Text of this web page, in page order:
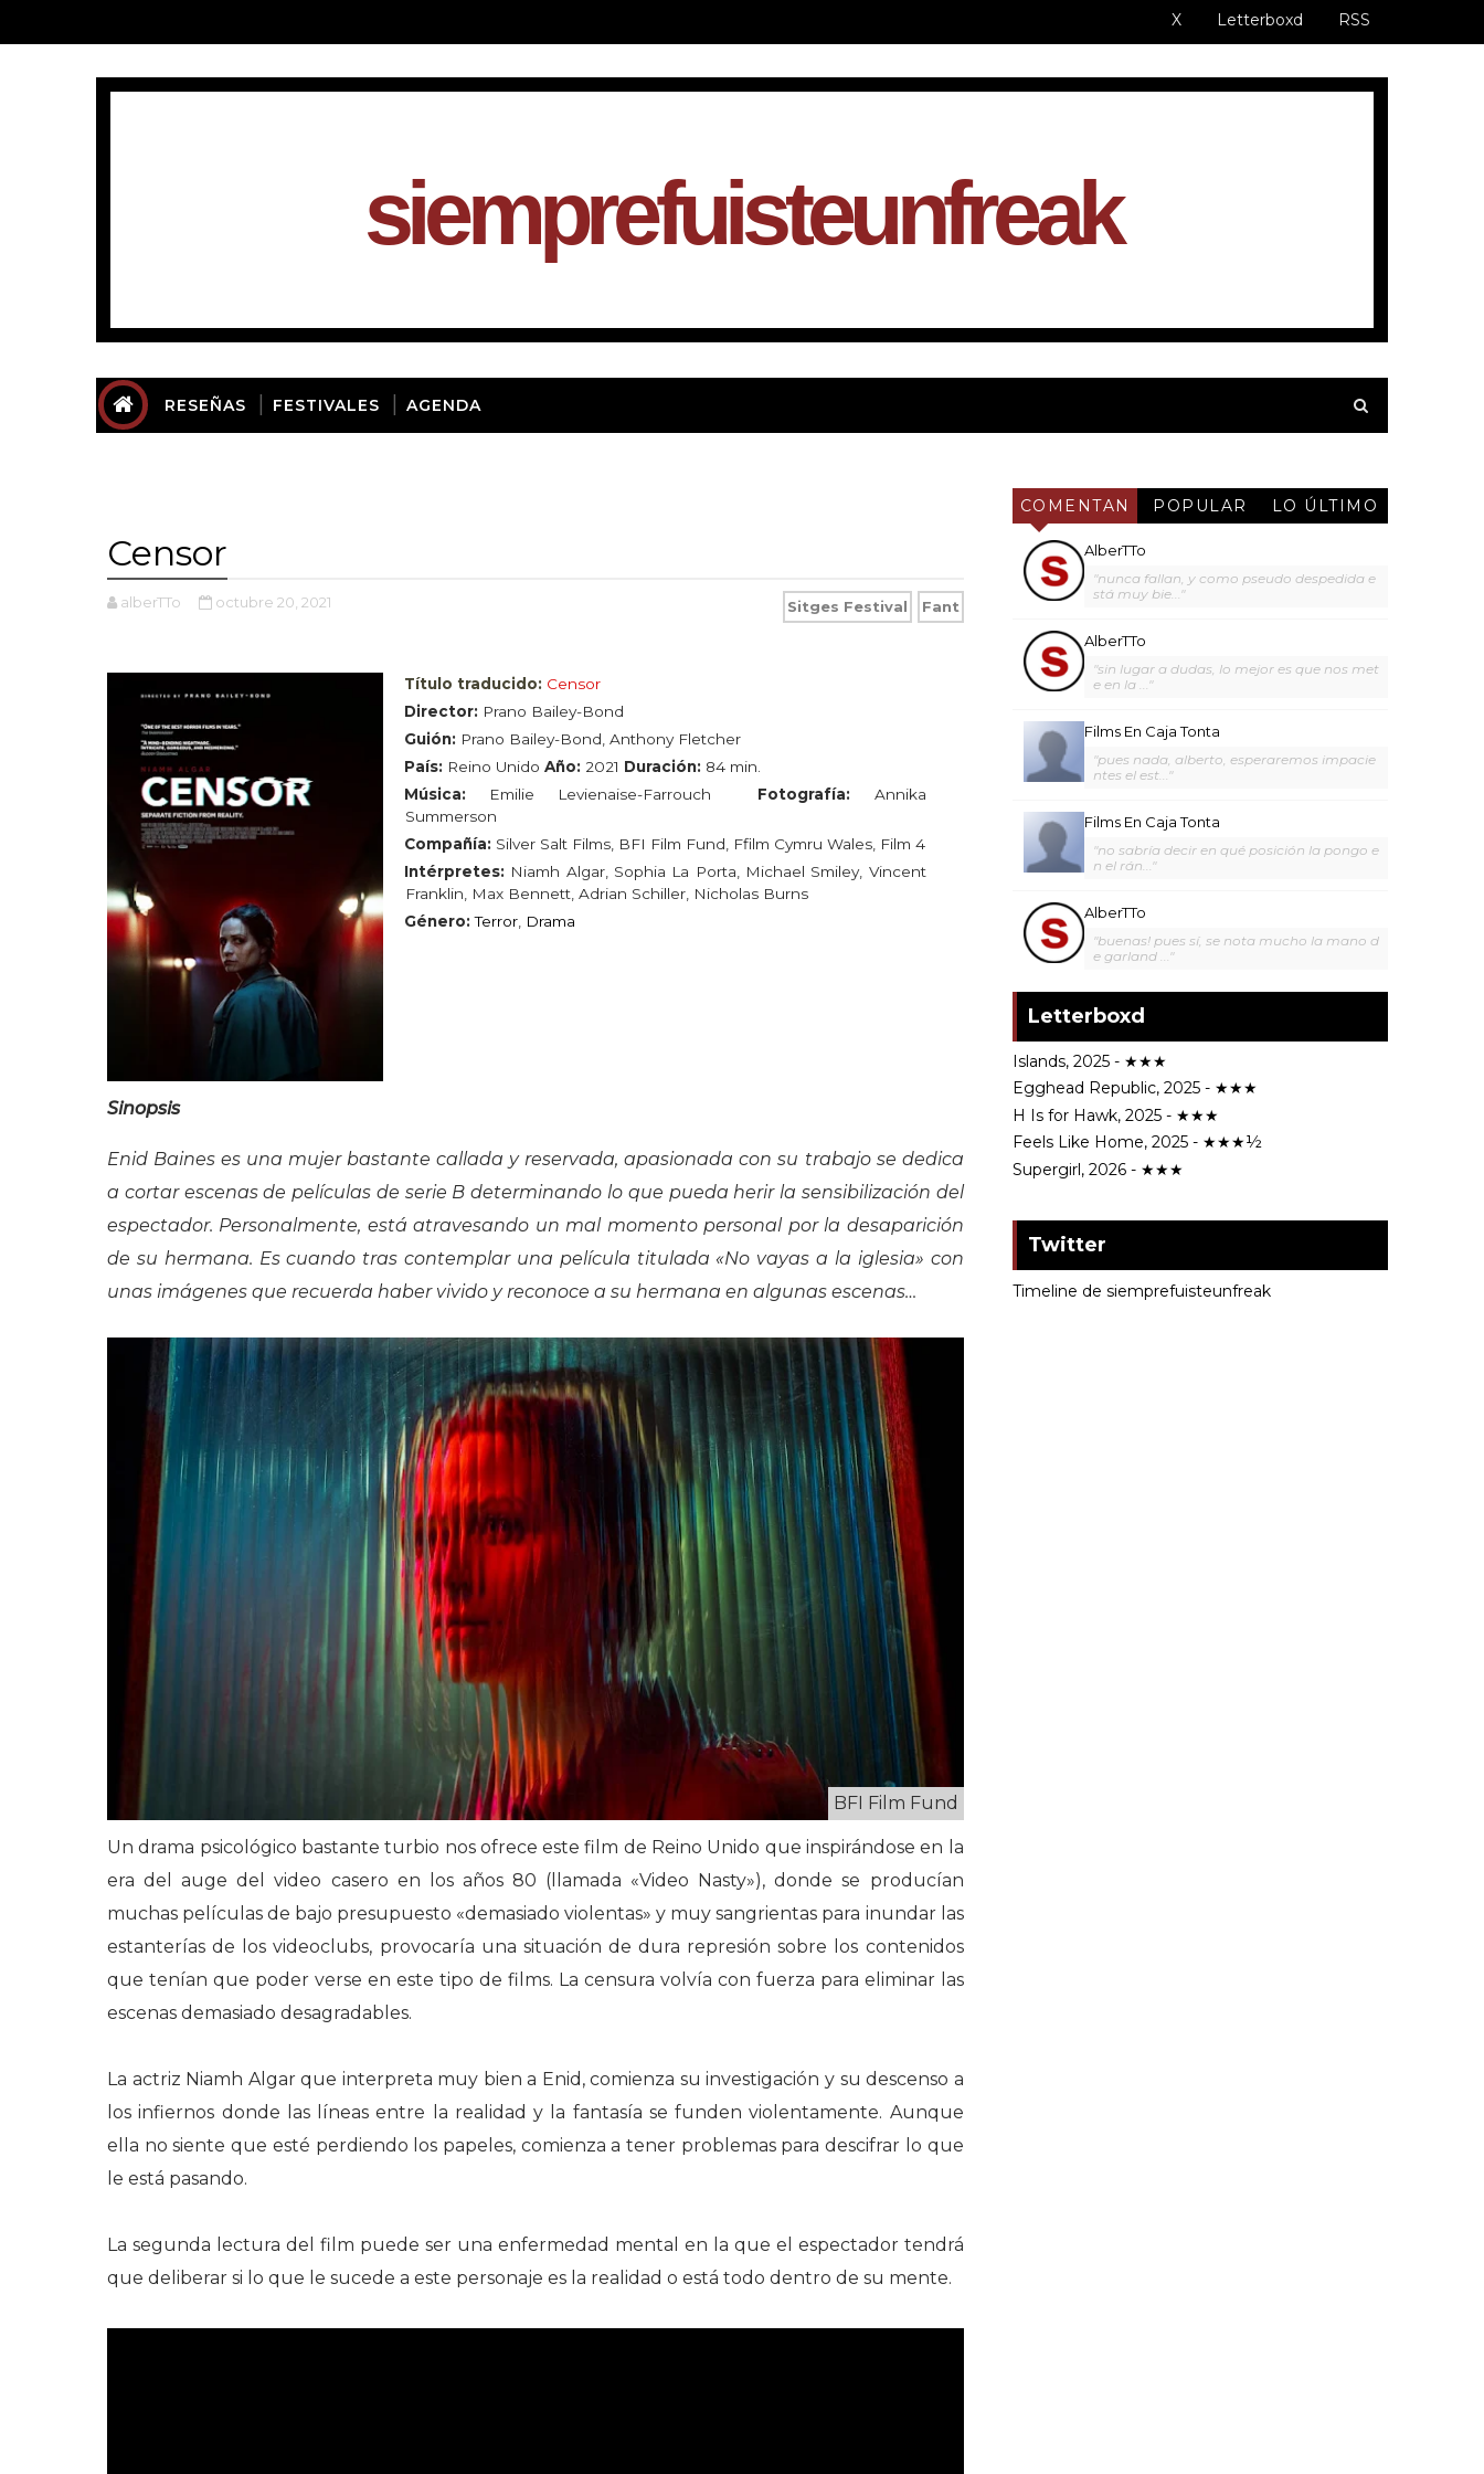
X Letterboxd RSS
siemprefuisteunfreak
RESEÑAS FESTIVALES AGENDA
Censor
alberTTo octubre 20, 2021 Fant
Sitges Festival
Título traducido: Censor
Director: Prano Bailey-Bond
Guión: Prano Bailey-Bond, Anthony Fletcher
País: Reino Unido Año: 2021 Duración: 84 min.
Música:
Emilie Levienaise-Farrouch Fotografía: Annika
Summerson
Compañía: Silver Salt Films, BFI Film Fund, Ffilm Cymru Wales, Film 4
Intérpretes: Niamh Algar, Sophia La Porta, Michael Smiley, Vincent
Franklin, Max Bennett, Adrian Schiller, Nicholas Burns
Género:Terror Drama
Sinopsis
Enid Baines es una mujer bastante callada y reservada, apasionada con su trabajo se dedica
a cortar escenas de películas de serie B determinando lo que pueda herir la sensibilización del
espectador. Personalmente, está atravesando un mal momento personal por la desaparición
de su hermana. Es cuando tras contemplar una película titulada «No vayas a la iglesia» con
unas imágenes que recuerda haber vivido y reconoce a su hermana en algunas escenas…
BFI Film Fund
Un drama psicológico bastante turbio nos ofrece este film de Reino Unido que inspirándose en la
era del auge del video casero en los años 80 (llamada «Video Nasty»), donde se producían
muchas películas de bajo presupuesto «demasiado violentas» y muy sangrientas para inundar las
estanterías de los videoclubs, provocaría una situación de dura represión sobre los contenidos
que tenían que poder verse en este tipo de films. La censura volvía con fuerza para eliminar las
escenas demasiado desagradables.
La actriz Niamh Algar que interpreta muy bien a Enid, comienza su investigación y su descenso a
los infiernos donde las líneas entre la realidad y la fantasía se funden violentamente. Aunque
ella no siente que esté perdiendo los papeles, comienza a tener problemas para descifrar lo que
le está pasando.
La segunda lectura del film puede ser una enfermedad mental en la que el espectador tendrá
que deliberar si lo que le sucede a este personaje es la realidad o está todo dentro de su mente.
COMENTAN POPULAR LO ÚLTIMO
AlberTTo
"nunca fallan, y como pseudo despedida e
stá muy bie..."
AlberTTo
"sin lugar a dudas, lo mejor es que nos met
e en la ..."
Films En Caja Tonta
"pues nada, alberto, esperaremos impacie
ntes el est..."
Films En Caja Tonta
"no sabría decir en qué posición la pongo e
n el rán..."
AlberTTo
"buenas! pues sí, se nota mucho la mano d
e garland ..."
Letterboxd
Islands, 2025 - ★★★
Egghead Republic, 2025 - ★★★
H Is for Hawk, 2025 - ★★★
Feels Like Home, 2025 - ★★★½
Supergirl, 2026 - ★★★
Twitter
Timeline de siemprefuisteunfreak